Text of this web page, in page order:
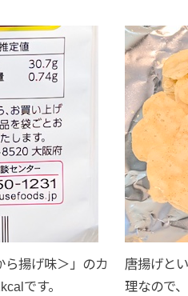
ら揚げ味＞」のカ
です。
唐揚げと
理なので